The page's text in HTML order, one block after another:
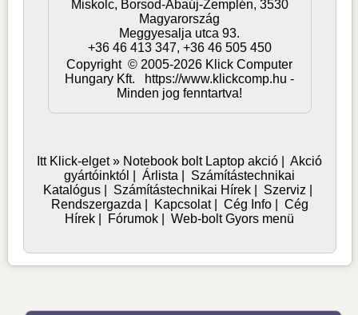
Miskolc, Borsod-Abaúj-Zemplén, 3530
Magyarország
Meggyesalja utca 93.
+36 46 413 347, +36 46 505 450
Copyright © 2005-2026 Klick Computer
Hungary Kft. https://www.klickcomp.hu -
Minden jog fenntartva!
Itt Klick-elget » Notebook bolt Laptop akció |Akció
gyártóinktól
|Árlista
Számítástechnikai
Katalógus
Számítástechnikai Hírek Szerviz
Rendszergazda
Kapcsolat| Cég Info| Cég
Hírek
Fórumok |Web-bolt Gyors menü